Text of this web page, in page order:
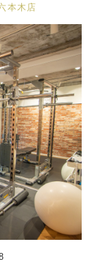
本木店